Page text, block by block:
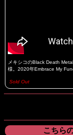
メキシコのBlack Death
様。2020年Embrace My
Sold Out
こちら